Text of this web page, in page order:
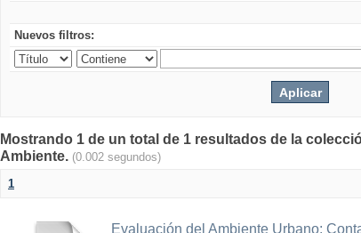
Nuevos filtros:
Mostrando 1 de un total de 1 resultados de la
Ambiente. (0.002 segundos)
1
Evaluación del Ambiente Urbano: